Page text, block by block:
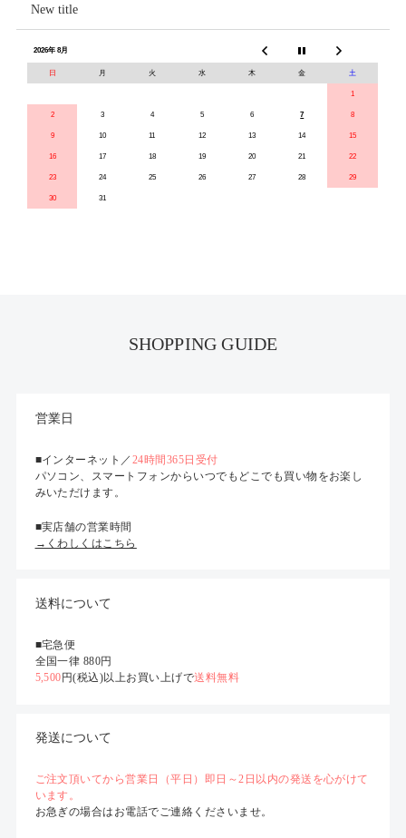
New title
2026年 8月
日 月 火 水 木 金 土
1
2 3 4 5 6 7 8
9 10 11 12 13 14 15
16 17 18 19 20 21 22
23 24 25 26 27 28 29
30 31
SHOPPING GUIDE
営業日
■インターネット／ 24時間365日受付
パソコン、スマートフォンからいつでもどこでも買い物をお楽し
みいただけます。
■実店舗の営業時間
→くわしくはこちら
送料について
■宅急便
全国一律 880円
5,500 円(税込)以上お買い上げで送料無料
発送について
ご注文頂いてから営業日（平日）即日～2日以内の発送を心がけて
います。
お急ぎの場合はお電話でご連絡くださいませ。